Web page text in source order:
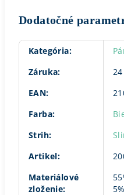
Dodatočné
Kategória:
Záruka:
24
EAN:
Farba:
Strih:
Artikel:
Materiálové
zloženie: